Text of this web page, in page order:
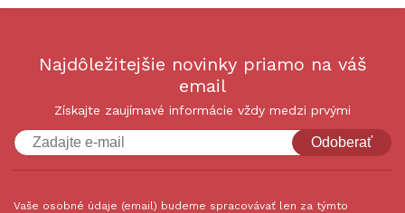
Najdôležitejšie novinky priamo na váš
email
Získajte zaujímavé informácie vždy medzi prvými
Odoberať
Vaše osobné údaje (email) budeme spracovávať len za týmto